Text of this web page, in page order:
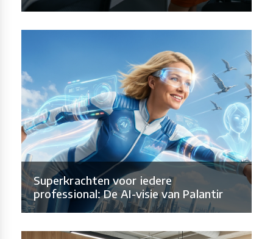
Superkrachten voor iedere
professional: De AI-visie van Palantir